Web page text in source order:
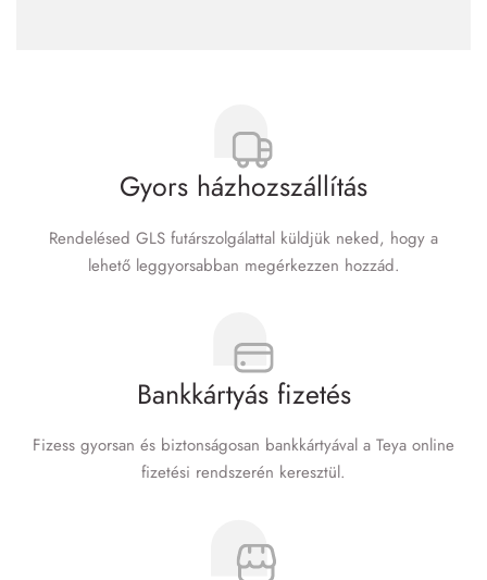
Gyors házhozszállítás
Rendelésed GLS futár­szolgálattal küldjük neked, hogy a
lehető leggyorsabban megérkezzen hozzád.
Bankkártyás fizetés
Fizess gyorsan és biztonságosan bankkártyával a Teya online
fizetési rendszerén keresztül.